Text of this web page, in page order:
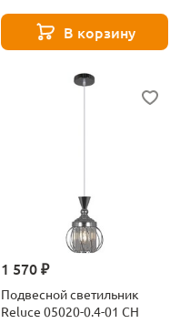
В корзину
1 570 ₽
Подвесной светильник
Reluce 05020-0.4-01 CH